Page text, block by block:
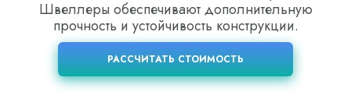
Швеллеры обеспечивают дополнительную
прочность и устойчивость конструкции.
РАССЧИТАТЬ СТОИМОСТЬ